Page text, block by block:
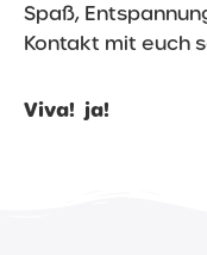
Spaß,
Kontakt mit euch
Viva! ja!